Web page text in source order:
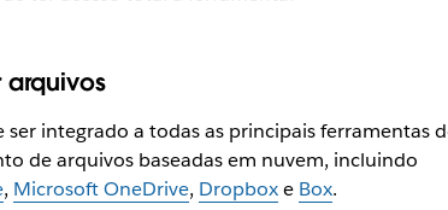
ser integrado a todas as principais ferramentas
de arquivos baseadas em nuvem, incluindo
, Microsoft OneDrive, Dropboxe Box.